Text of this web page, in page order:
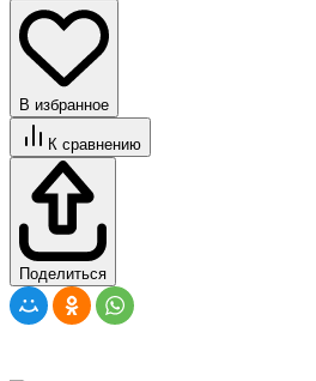
В избранное
К сравнению
Поделиться